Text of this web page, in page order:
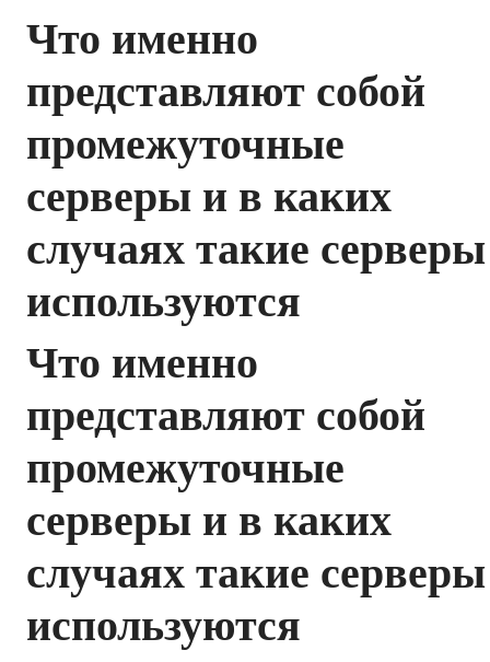
Что именно
представляют собой
промежуточные
серверы и в каких
случаях такие серверы
используются
Что именно
представляют собой
промежуточные
серверы и в каких
случаях такие серверы
используются